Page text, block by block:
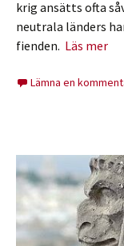
krig ansätts ofta
neutrala länders
fienden. Läs mer
Lämna en